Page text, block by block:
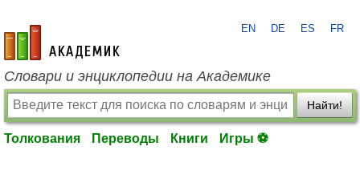
academic.ru
EN DE ES FR
Словари и энциклопедии на Академике
Найти!
Толкования Переводы Книги Игры ⚽